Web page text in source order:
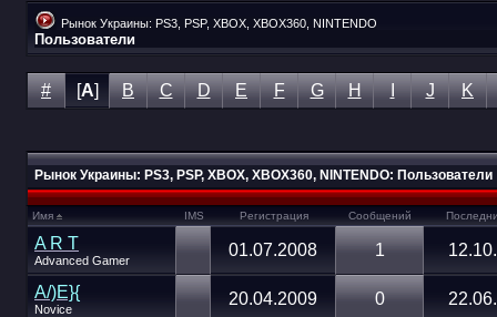
Рынок Украины: PS3, PSP, XBOX, XBOX360, NINTENDO
Пользователи
# [A] B C D E F G H I J K
Рынок Украины: PS3, PSP, XBOX, XBOX360, NINTENDO: Пользователи
Имя IMS Регистрация Сообщений
A R T
Advanced Gamer
01.07.2008 1
A/)E}{
Novice
20.04.2009 0